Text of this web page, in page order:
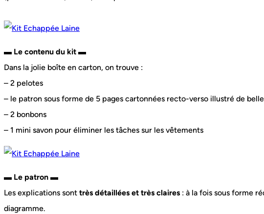
▬ Le contenu du kit ▬
Dans la jolie boîte en carton, on trouve :
– 2 pelotes
– le patron sous forme de 5 pages cartonnées recto-verso illustré de
– 2 bonbons
– 1 mini savon pour éliminer les tâches sur les vêtements
▬ Le patron ▬
Les explications sont très détaillées et très claires : à la fois sous forme
diagramme.